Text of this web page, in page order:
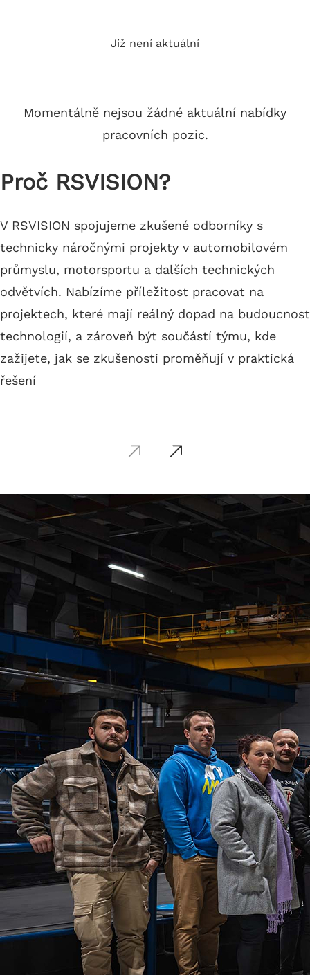
Již není aktuální
Momentálně nejsou žádné aktuální nabídky
pracovních pozic.
Proč RSVISION?
V RSVISION spojujeme zkušené odborníky s
technicky náročnými projekty v automobilovém
průmyslu, motorsportu a dalších technických
odvětvích. Nabízíme příležitost pracovat na
projektech, které mají reálný dopad na budoucnost
technologií, a zároveň být součástí týmu, kde
zažijete, jak se zkušenosti proměňují v praktická
řešení